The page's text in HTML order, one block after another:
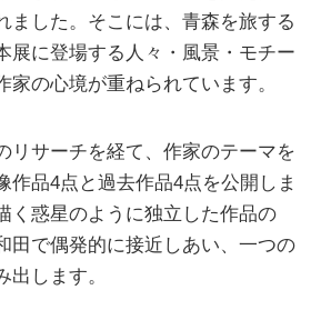
ました。そこには、青森を旅する
展に登場する人々・風景・モチー
家の心境が重ねられています。
リサーチを経て、作家のテーマを
作品4点と過去作品4点を公開しま
く惑星のように独立した作品の
田で偶発的に接近しあい、一つの
します。